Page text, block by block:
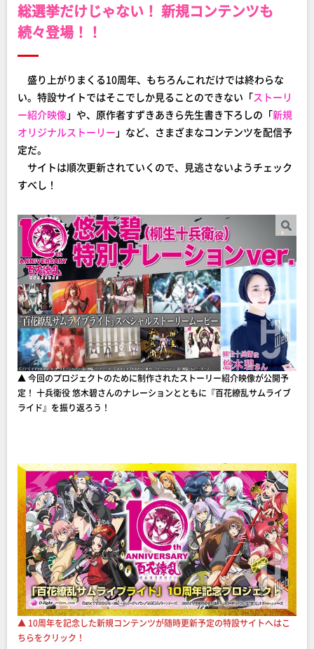
総選挙だけじゃない！ 新規コンテンツも
続々登場！！
盛り上がりまくる10周年、もちろんこれだけでは終わらな
い。特設サイトではそこでしか見ることのできない「ストーリ
ー紹介映像」や、原作者すずきあきら先生書き下ろしの「新規
オリジナルストーリー 」など、さまざまなコンテンツを配信予
定だ。
サイトは順次更新されていくので、見逃さないようチェック
すべし！
▲ 今回のプロジェクトのために制作されたストーリー紹介映像が公開予
定！ 十兵衛役 悠木碧さんのナレーションとともに『百花繚乱サムライブ
ライド』を振り返ろう！
▲ 10周年を記念した新規コンテンツが随時更新予定の特設サイトへはこ
ちらをクリック！